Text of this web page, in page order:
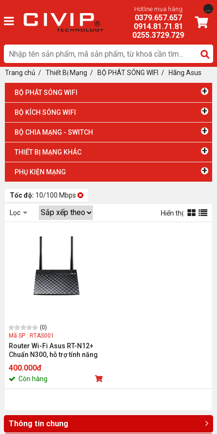
Hotline mua hàng
0379.657.657
0914.81.71.81
0255.3729.729
...
Trang chủ / Thiết Bị Mạng / BỘ PHÁT SÓNG WIFI / Hãng Asus
BỘ PHÁT SÓNG WIFI +
BỘ KÍCH SÓNG WIFI +
BỘ CHIA MẠNG - SWITCH +
THIẾT BỊ MẠNG KHÁC +
PHỤ KIỆN MẠNG +
Tốc độ: 10/100 Mbps
Lọc Hiển thị:
(0)
Mã SP : RTAS001
Router Wi-Fi Asus RT-N12+
Chuẩn N300, hỗ trợ tính năng
lặp sóng(Black Diamond)
400.000đ
Còn hàng
Thông tin chung